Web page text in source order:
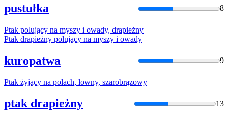
pustułka 8
Ptak polujący na myszy i owady, drapieżny
Ptak drapieżny polujący na myszy i owady
kuropatwa 9
Ptak żyjący na polach, łowny, szarobrązowy
ptak drapieżny 13